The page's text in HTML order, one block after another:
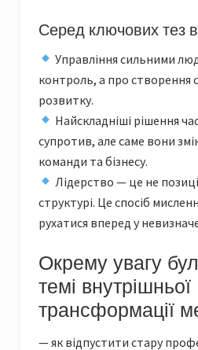
Серед ключових тез
Управління сильними
контроль, а про створення
розвитку.
Найскладніші рішення
супротив, але саме вони
команди та бізнесу.
Лідерство — це не
структурі. Це спосіб
рухатися вперед у
Окрему увагу
темі внутрішньої
трансформації
— як відпустити стару